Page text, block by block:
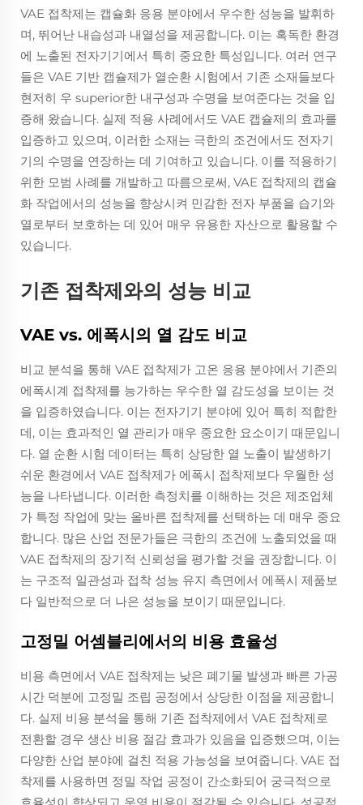
VAE 접착제는 캡슐화 응용 분야에서 우수한 성능을 발휘하
며, 뛰어난 내습성과 내열성을 제공합니다. 이는 혹독한 환경
에 노출된 전자기기에서 특히 중요한 특성입니다. 여러 연구
들은 VAE 기반 캡슐제가 열순환 시험에서 기존 소재들보다
현저히 우 superior한 내구성과 수명을 보여준다는 것을 입
증해 왔습니다. 실제 적용 사례에서도 VAE 캡슐제의 효과를
입증하고 있으며, 이러한 소재는 극한의 조건에서도 전자기
기의 수명을 연장하는 데 기여하고 있습니다. 이를 적용하기
위한 모범 사례를 개발하고 따름으로써, VAE 접착제의 캡슐
화 작업에서의 성능을 향상시켜 민감한 전자 부품을 습기와
열로부터 보호하는 데 있어 매우 유용한 자산으로 활용할 수
있습니다.
기존 접착제와의 성능 비교
VAE vs. 에폭시의 열 감도 비교
비교 분석을 통해 VAE 접착제가 고온 응용 분야에서 기존의
에폭시계 접착제를 능가하는 우수한 열 감도성을 보이는 것
을 입증하였습니다. 이는 전자기기 분야에 있어 특히 적합한
데, 이는 효과적인 열 관리가 매우 중요한 요소이기 때문입니
다. 열 순환 시험 데이터는 특히 상당한 열 노출이 발생하기
쉬운 환경에서 VAE 접착제가 에폭시 접착제보다 우월한 성
능을 나타냅니다. 이러한 측정치를 이해하는 것은 제조업체
가 특정 작업에 맞는 올바른 접착제를 선택하는 데 매우 중요
합니다. 많은 산업 전문가들은 극한의 조건에 노출되었을 때
VAE 접착제의 장기적 신뢰성을 평가할 것을 권장합니다. 이
는 구조적 일관성과 접착 성능 유지 측면에서 에폭시 제품보
다 일반적으로 더 나은 성능을 보이기 때문입니다.
고정밀 어셈블리에서의 비용 효율성
비용 측면에서 VAE 접착제는 낮은 폐기물 발생과 빠른 가공
시간 덕분에 고정밀 조립 공정에서 상당한 이점을 제공합니
다. 실제 비용 분석을 통해 기존 접착제에서 VAE 접착제로
전환할 경우 생산 비용 절감 효과가 있음을 입증했으며, 이는
다양한 산업 분야에 걸친 적용 가능성을 보여줍니다. VAE 접
착제를 사용하면 정밀 작업 공정이 간소화되어 궁극적으로